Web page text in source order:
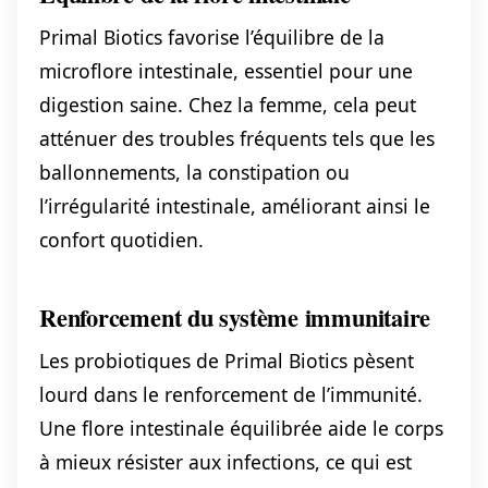
Primal Biotics favorise l’équilibre de la
microflore intestinale, essentiel pour une
digestion saine. Chez la femme, cela peut
atténuer des troubles fréquents tels que les
ballonnements, la constipation ou
l’irrégularité intestinale, améliorant ainsi le
confort quotidien.
Renforcement du système immunitaire
Les probiotiques de Primal Biotics pèsent
lourd dans le renforcement de l’immunité.
Une flore intestinale équilibrée aide le corps
à mieux résister aux infections, ce qui est